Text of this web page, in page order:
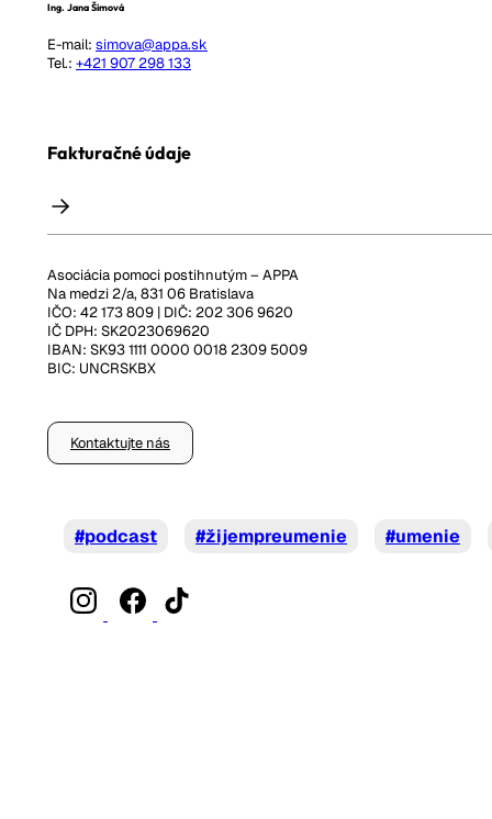
Ing. Jana Šimová
E-mail: simova@appa.sk
Tel.: +421 907 298 133
Fakturačné údaje
Asociácia pomoci postihnutým – APPA
Na medzi 2/a, 831 06 Bratislava
IČO: 42 173 809 | DIČ: 202 306 9620
IČ DPH: SK2023069620
IBAN: SK93 1111 0000 0018 2309 5009
BIC: UNCRSKBX
Kontaktujte nás
#podcast #žijempreumenie #umenie